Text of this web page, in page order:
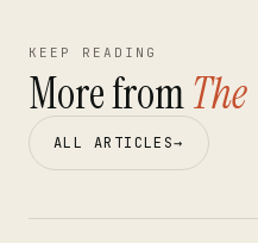
KEEP READING
More from
ALL ARTICLES→